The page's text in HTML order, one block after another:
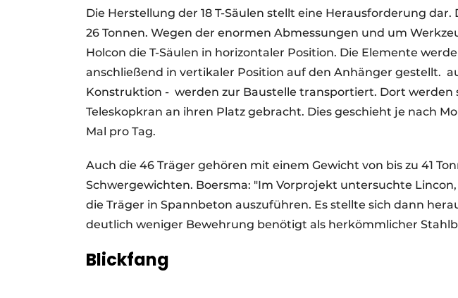
Die Herstellung der 18 T-Säulen stellt eine Herausforderung dar.
26 Tonnen. Wegen der enormen Abmessungen und um
Holcon die T-Säulen in horizontaler Position. Die Elemente
anschließend in vertikaler Position auf den Anhänger gestellt.
Konstruktion - werden zur Baustelle transportiert. Dort werden
Teleskopkran an ihren Platz gebracht. Dies geschieht je nach
Mal pro Tag.
Auch die 46 Träger gehören mit einem Gewicht von bis zu 41
Schwergewichten. Boersma: "Im Vorprojekt untersuchte
die Träger in Spannbeton auszuführen. Es stellte sich dann
deutlich weniger Bewehrung benötigt als herkömmlicher
Blickfang